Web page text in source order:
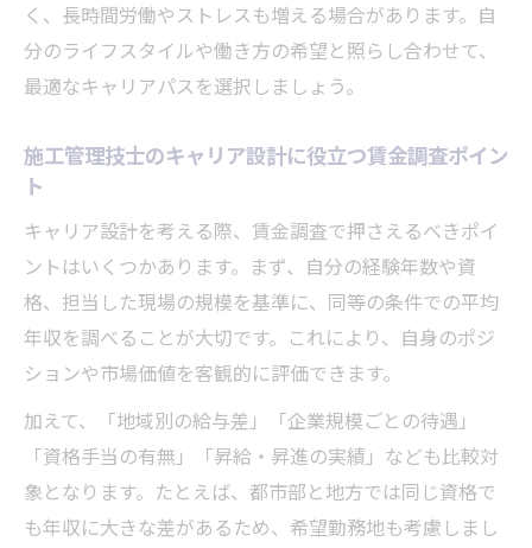
く、長時間労働やストレスも増える場合があります。自
分のライフスタイルや働き方の希望と照らし合わせて、
最適なキャリアパスを選択しましょう。
施工管理技士のキャリア設計に役立つ賃金調査ポイン
ト
キャリア設計を考える際、賃金調査で押さえるべきポイ
ントはいくつかあります。まず、自分の経験年数や資
格、担当した現場の規模を基準に、同等の条件での平均
年収を調べることが大切です。これにより、自身のポジ
ションや市場価値を客観的に評価できます。
加えて、「地域別の給与差」「企業規模ごとの待遇」
「資格手当の有無」「昇給・昇進の実績」なども比較対
象となります。たとえば、都市部と地方では同じ資格で
も年収に大きな差があるため、希望勤務地も考慮しまし